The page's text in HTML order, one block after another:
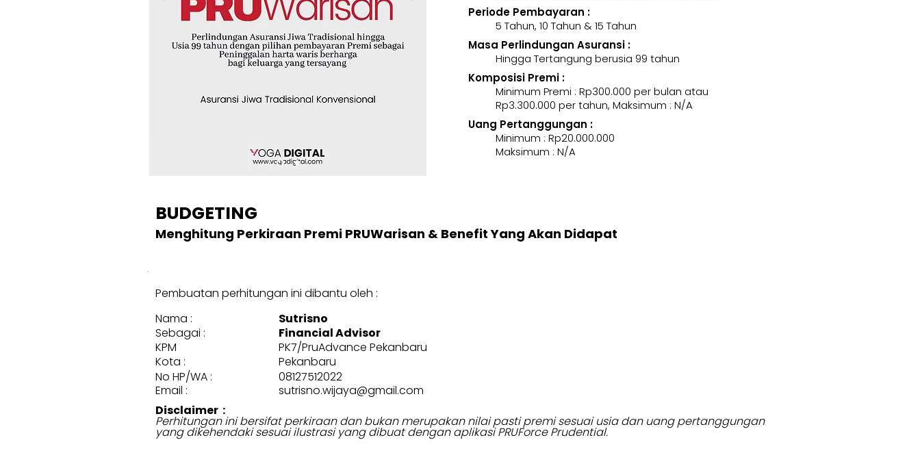
Periode Pembayaran :
5 Tahun, 10 Tahun & 15 Tahun
Masa Perlindungan Asuransi :
Hingga Tertangung berusia 99 tahun
Komposisi Premi :
Minimum Premi : Rp300.000 per bulan atau
Rp3.300.000 per tahun, Maksimum : N/A
Uang Pertanggungan :
Minimum : Rp20.000.000
Maksimum : N/A
BUDGETING
Menghitung Perkiraan Premi PRUWarisan & Benefit Yang Akan Didapat
Pembuatan perhitungan ini dibantu oleh :
Pekanbaru
Kota :
08127512022
No HP/WA :
Email :
sutrisno.wijaya@gmail.com
Disclaimer :
Perhitungan ini bersifat perkiraan dan bukan merupakan nilai pasti premi sesuai usia dan uang pertanggungan
yang dikehendaki sesuai ilustrasi yang dibuat dengan aplikasi PRUForce Prudential.
Nama :
Sutrisno
Sebagai :
Financial Advisor
KPM
PK7/PruAdvance Pekanbaru